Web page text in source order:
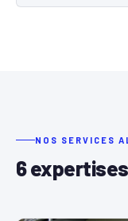
NOS SERVICES
6